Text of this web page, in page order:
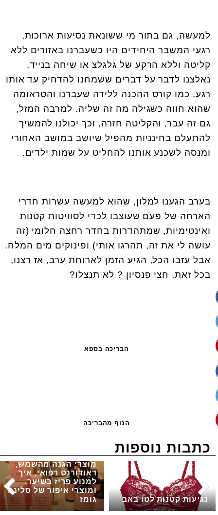
למעשה, גם בתור מי ששונאת נסיעות ארוכות,
רגעי המשבר היחידים היו כשעברנו באזורים ללא
קליטה וללא הרקע של גלגלצ או שיחה בנייד,
נאלצנו לדבר על דברים ששמחנו להדחיק עד אותו
רגע. כמו קורס ההכנה ללידה שעברנו והטראומה
שהוא חווה כשגילה מה זה שליה. למרבה המזל,
גם זה עבר, והקליטה חזרה, וכך יכולנו להמשיך
להתעלם בחינניות מהפיל שיושב במושב האחורי
ומנסה לשכנע אותנו להחליט על שמות ילדים.
בערב הגענו למלון, שהוא למעשה עשרות חדרי
הארחה של פעם שעוצבו לכדי לסוויטות קטנות
ואינטימיות, שמתהדרות בחדר רחצה חלומי (זה
עושה לי את זה, תהרגו אותי) ופינוקים מים המלח.
אבל עזבו הכל, הגיע הזמן לארוחת ערב, אז רצנו,
בכל זאת, חצי פנסיון ? לא תנצלו?
הבריכה בספא
הנוף מהבריכה
כתבות נוספות
מוצרי הגנה מהשמש,
דאודורנט רפואי, איך
למנוע פריז בשיער,
ומוצרי איפור של סלינה
גומז
נגיעות קטנות לטו באב